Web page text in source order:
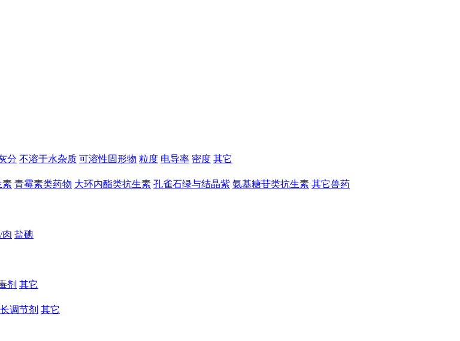
分 不溶于水杂质 可溶性固形物 粒度 电导率 密度 其它
素 青霉素类药物 大环内酯类抗生素 孔雀石绿与结晶紫 氨基糖苷类抗生素 其它兽药
肉 盐碘
剂 其它
调节剂 其它